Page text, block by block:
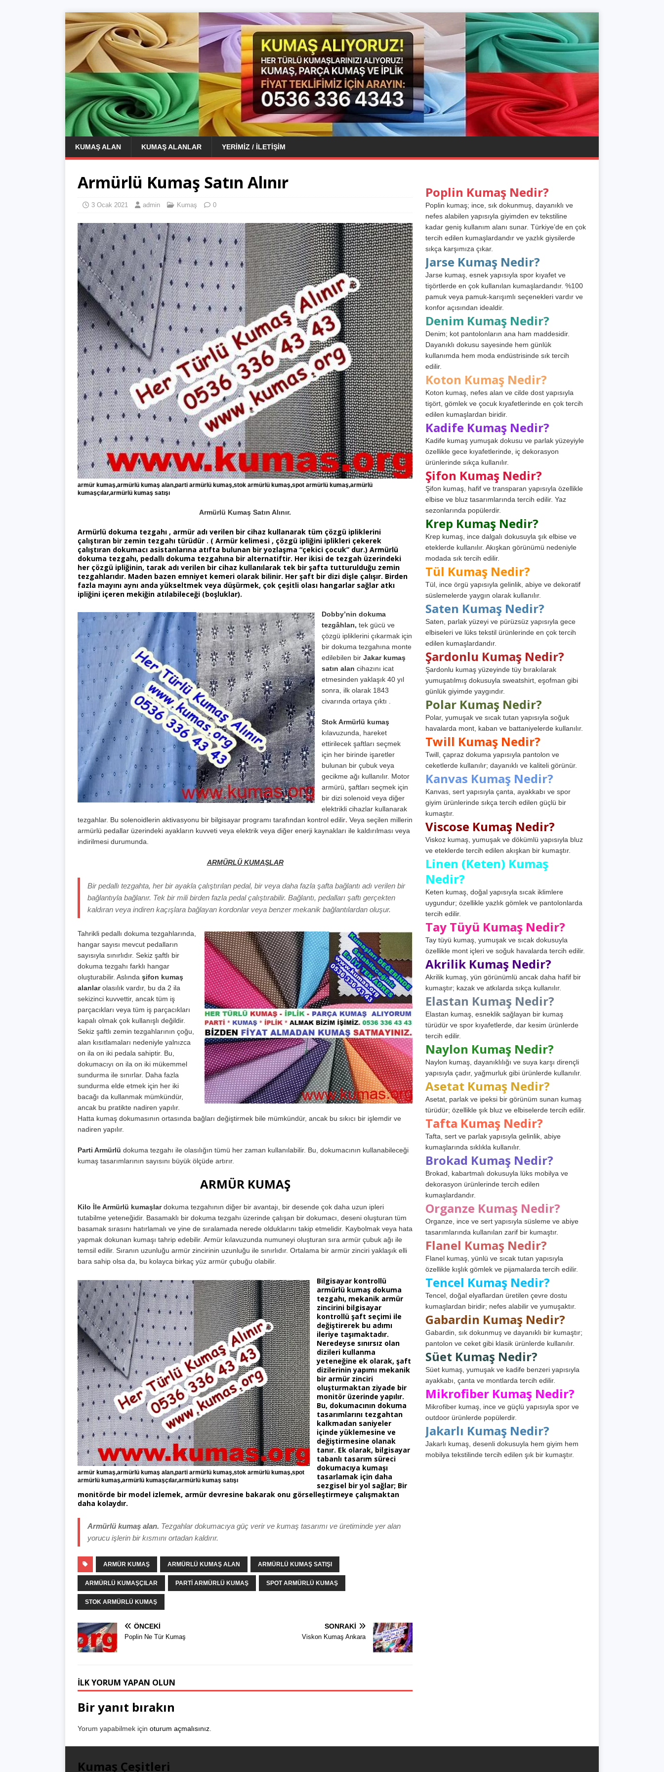
KUMAŞ ALAN KUMAŞ ALANLAR YERIMIZ / İLETIŞIM
Armürlü Kumaş Satın Alınır
3 Ocak 2021 admin Kumaş 0
armür kumaş,armürlü kumaş alan,parti armürlü kumaş,stok armürlü kumaş,spot armürlü kumaş,armürlü
kumaşçılar,armürlü kumaş satışı
Armürlü Kumaş Satın Alınır.
Armürlü dokuma tezgahı , armür adı verilen bir cihaz kullanarak tüm çözgü ipliklerini
çalıştıran bir zemin tezgahı türüdür . ( Armür kelimesi , çözgü ipliğini iplikleri çekerek
çalıştıran dokumacı asistanlarına atıfta bulunan bir yozlaşma “çekici çocuk” dur.) Armürlü
dokuma tezgahı, pedallı dokuma tezgahına bir alternatiftir. Her ikisi de tezgah üzerindeki
her çözgü ipliğinin, tarak adı verilen bir cihaz kullanılarak tek bir şafta tutturulduğu zemin
tezgahlarıdır. Maden bazen emniyet kemeri olarak bilinir. Her şaft bir dizi dişle çalışır. Birden
fazla mayını aynı anda yükseltmek veya düşürmek, çok çeşitli olası hangarlar sağlar atkı
ipliğini içeren mekiğin atılabileceği (boşluklar).
Dobby’nin dokuma
tezgâhları, tek gücü ve
çözgü ipliklerini çıkarmak için
bir dokuma tezgahına monte
edilebilen bir Jakar kumaş
satın alan cihazını icat
etmesinden yaklaşık 40 yıl
sonra, ilk olarak 1843
civarında ortaya çıktı .
Stok Armürlü kumaş
kılavuzunda, hareket
ettirilecek şaftları seçmek
için her birinde işaretler
bulunan bir çubuk veya
gecikme ağı kullanılır. Motor
armürü, şaftları seçmek için
bir dizi solenoid veya diğer
elektrikli cihazlar kullanarak
tezgahlar. Bu solenoidlerin aktivasyonu bir bilgisayar programı tarafından kontrol edilir. Veya seçilen millerin
armürlü pedallar üzerindeki ayakların kuvveti veya elektrik veya diğer enerji kaynakları ile kaldırılması veya
indirilmesi durumunda.
ARMÜRLÜ KUMAŞLAR
Bir pedallı tezgahta, her bir ayakla çalıştırılan pedal, bir veya daha fazla şafta bağlantı adı verilen bir
bağlantıyla bağlanır. Tek bir mili birden fazla pedal çalıştırabilir. Bağlantı, pedalları şaftı gerçekten
kaldıran veya indiren kaçışlara bağlayan kordonlar veya benzer mekanik bağlantılardan oluşur.
Tahrikli pedallı dokuma tezgahlarında,
hangar sayısı mevcut pedalların
sayısıyla sınırlıdır. Sekiz şaftlı bir
dokuma tezgahı farklı hangar
oluşturabilir. Aslında şifon kumaş
alanlarolasılık vardır, bu da 2 ila
sekizinci kuvvettir, ancak tüm iş
parçacıkları veya tüm iş parçacıkları
kapalı olmak çok kullanışlı değildir.
Sekiz şaftlı zemin tezgahlarının çoğu,
alan kısıtlamaları nedeniyle yalnızca
on ila on iki pedala sahiptir. Bu,
dokumacıyı on ila on iki mükemmel
sundurma ile sınırlar. Daha fazla
sundurma elde etmek için her iki
bacağı da kullanmak mümkündür,
ancak bu pratikte nadiren yapılır.
Hatta kumaş dokumasının ortasında bağları değiştirmek bile mümkündür, ancak bu sıkıcı bir işlemdir ve
nadiren yapılır.
Parti Armürlü dokuma tezgahı ile olasılığın tümü her zaman kullanılabilir. Bu, dokumacının kullanabileceği
kumaş tasarımlarının sayısını büyük ölçüde artırır.
ARMÜR KUMAŞ
Kilo İle Armürlü kumaşlardokuma tezgahının diğer bir avantajı, bir desende çok daha uzun ipleri
tutabilme yeteneğidir. Basamaklı bir dokuma tezgahı üzerinde çalışan bir dokumacı, deseni oluşturan tüm
basamak sırasını hatırlamalı ve yine de sıralamada nerede olduklarını takip etmelidir. Kaybolmak veya hata
yapmak dokunan kumaşı tahrip edebilir. Armür kılavuzunda numuneyi oluşturan sıra armür çubuk ağı ile
temsil edilir. Sıranın uzunluğu armür zincirinin uzunluğu ile sınırlıdır. Ortalama bir armür zinciri yaklaşık elli
bara sahip olsa da, bu kolayca birkaç yüz armür çubuğu olabilir.
armür kumaş,armürlü kumaş alan,parti armürlü kumaş,stok armürlü kumaş,spot
armürlü kumaş,armürlü kumaşçılar,armürlü kumaş satışı
Bilgisayar kontrollü
armürlü kumaş dokuma
tezgahı, mekanik armür
zincirini bilgisayar
kontrollü şaft seçimi ile
değiştirerek bu adımı
ileriye taşımaktadır.
Neredeyse sınırsız olan
dizileri kullanma
yeteneğine ek olarak, şaft
dizilerinin yapımı mekanik
bir armür zinciri
oluşturmaktan ziyade bir
monitör üzerinde yapılır.
Bu, dokumacının dokuma
tasarımlarını tezgahtan
kalkmadan saniyeler
içinde yüklemesine ve
değiştirmesine olanak
tanır. Ek olarak, bilgisayar
tabanlı tasarım süreci
dokumacıya kumaşı
tasarlamak için daha
sezgisel bir yol sağlar; Bir
monitörde bir model izlemek, armür devresine bakarak onu görselleştirmeye çalışmaktan
daha kolaydır.
Armürlü kumaş alan. Tezgahlar dokumacıya güç verir ve kumaş tasarımı ve üretiminde yer alan
yorucu işlerin bir kısmını ortadan kaldırır.
ARMÜR KUMAŞ ARMÜRLÜ KUMAŞ ALAN ARMÜRLÜ KUMAŞ SATIŞI
ARMÜRLÜ KUMAŞÇILAR PARTI ARMÜRLÜ KUMAŞ SPOT ARMÜRLÜ KUMAŞ
STOK ARMÜRLÜ KUMAŞ
ÖNCEKI
Poplin Ne Tür Kumaş
SONRAKI
Viskon Kumaş Ankara
İLK YORUM YAPAN OLUN
Bir yanıt bırakın
Yorum yapabilmek için oturum açmalısınız
Poplin Kumaş Nedir?
Poplin kumaş; ince, sık dokunmuş, dayanıklı ve
nefes alabilen yapısıyla giyimden ev tekstiline
kadar geniş kullanım alanı sunar. Türkiye’de en çok
tercih edilen kumaşlardandır ve yazlık giysilerde
sıkça karşımıza çıkar.
Jarse Kumaş Nedir?
Jarse kumaş, esnek yapısıyla spor kıyafet ve
tişörtlerde en çok kullanılan kumaşlardandır. %100
pamuk veya pamuk-karışımlı seçenekleri vardır ve
konfor açısından idealdir.
Denim Kumaş Nedir?
Denim; kot pantolonların ana ham maddesidir.
Dayanıklı dokusu sayesinde hem günlük
kullanımda hem moda endüstrisinde sık tercih
edilir.
Koton Kumaş Nedir?
Koton kumaş, nefes alan ve cilde dost yapısıyla
tişört, gömlek ve çocuk kıyafetlerinde en çok tercih
edilen kumaşlardan biridir.
Kadife Kumaş Nedir?
Kadife kumaş yumuşak dokusu ve parlak yüzeyiyle
özellikle gece kıyafetlerinde, iç dekorasyon
ürünlerinde sıkça kullanılır.
Şifon Kumaş Nedir?
Şifon kumaş, hafif ve transparan yapısıyla özellikle
elbise ve bluz tasarımlarında tercih edilir. Yaz
sezonlarında popülerdir.
Krep Kumaş Nedir?
Krep kumaş, ince dalgalı dokusuyla şık elbise ve
eteklerde kullanılır. Akışkan görünümü nedeniyle
modada sık tercih edilir.
Tül Kumaş Nedir?
Tül, ince örgü yapısıyla gelinlik, abiye ve dekoratif
süslemelerde yaygın olarak kullanılır.
Saten Kumaş Nedir?
Saten, parlak yüzeyi ve pürüzsüz yapısıyla gece
elbiseleri ve lüks tekstil ürünlerinde en çok tercih
edilen kumaşlardandır.
Şardonlu Kumaş Nedir?
Şardonlu kumaş yüzeyinde tüy bırakılarak
yumuşatılmış dokusuyla sweatshirt, eşofman gibi
günlük giyimde yaygındır.
Polar Kumaş Nedir?
Polar, yumuşak ve sıcak tutan yapısıyla soğuk
havalarda mont, kaban ve battaniyelerde kullanılır.
Twill Kumaş Nedir?
Twill, çapraz dokuma yapısıyla pantolon ve
ceketlerde kullanılır; dayanıklı ve kaliteli görünür.
Kanvas Kumaş Nedir?
Kanvas, sert yapısıyla çanta, ayakkabı ve spor
giyim ürünlerinde sıkça tercih edilen güçlü bir
kumaştır.
Viscose Kumaş Nedir?
Viskoz kumaş, yumuşak ve dökümlü yapısıyla bluz
ve eteklerde tercih edilen akışkan bir kumaştır.
Linen (Keten) Kumaş
Nedir?
Keten kumaş, doğal yapısıyla sıcak iklimlere
uygundur; özellikle yazlık gömlek ve pantolonlarda
tercih edilir.
Tay Tüyü Kumaş Nedir?
Tay tüyü kumaş, yumuşak ve sıcak dokusuyla
özellikle mont içleri ve soğuk havalarda tercih edilir.
Akrilik Kumaş Nedir?
Akrilik kumaş, yün görünümlü ancak daha hafif bir
kumaştır; kazak ve atkılarda sıkça kullanılır.
Elastan Kumaş Nedir?
Elastan kumaş, esneklik sağlayan bir kumaş
türüdür ve spor kıyafetlerde, dar kesim ürünlerde
tercih edilir.
Naylon Kumaş Nedir?
Naylon kumaş, dayanıklılığı ve suya karşı dirençli
yapısıyla çadır, yağmurluk gibi ürünlerde kullanılır.
Asetat Kumaş Nedir?
Asetat, parlak ve ipeksi bir görünüm sunan kumaş
türüdür; özellikle şık bluz ve elbiselerde tercih edilir.
Tafta Kumaş Nedir?
Tafta, sert ve parlak yapısıyla gelinlik, abiye
kumaşlarında sıklıkla kullanılır.
Brokad Kumaş Nedir?
Brokad, kabartmalı dokusuyla lüks mobilya ve
dekorasyon ürünlerinde tercih edilen
kumaşlardandır.
Organze Kumaş Nedir?
Organze, ince ve sert yapısıyla süsleme ve abiye
tasarımlarında kullanılan zarif bir kumaştır.
Flanel Kumaş Nedir?
Flanel kumaş, yünlü ve sıcak tutan yapısıyla
özellikle kışlık gömlek ve pijamalarda tercih edilir.
Tencel Kumaş Nedir?
Tencel, doğal elyaflardan üretilen çevre dostu
kumaşlardan biridir; nefes alabilir ve yumuşaktır.
Gabardin Kumaş Nedir?
Gabardin, sık dokunmuş ve dayanıklı bir kumaştır;
pantolon ve ceket gibi klasik ürünlerde kullanılır.
Süet Kumaş Nedir?
Süet kumaş, yumuşak ve kadife benzeri yapısıyla
ayakkabı, çanta ve montlarda tercih edilir.
Mikrofiber Kumaş Nedir?
Mikrofiber kumaş, ince ve güçlü yapısıyla spor ve
outdoor ürünlerde popülerdir.
Jakarlı Kumaş Nedir?
Jakarlı kumaş, desenli dokusuyla hem giyim hem
mobilya tekstilinde tercih edilen şık bir kumaştır.
Kumaş Çeşitleri